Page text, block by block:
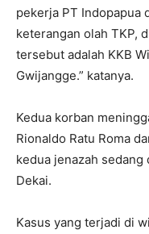
pekerja PT Indopapua
keterangan olah TKP,
tersebut adalah KKB
Gwijangge.” katanya.
Kedua korban
Rionaldo Ratu Roma
kedua jenazah sedang
Dekai.
Kasus yang terjadi di